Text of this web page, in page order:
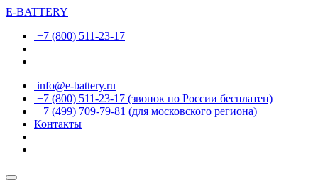
E-BATTERY
+7 (800) 511-23-17
info@e-battery.ru
+7 (800) 511-23-17 (звонок по России бесплатен)
+7 (499) 709-79-81 (для московского региона)
Контакты